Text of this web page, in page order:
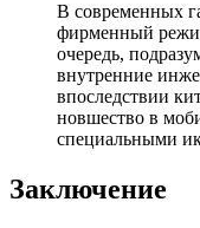
В современных
фирменный
очередь,
внутренние
впоследствии
новшество в
специальными
Заключение